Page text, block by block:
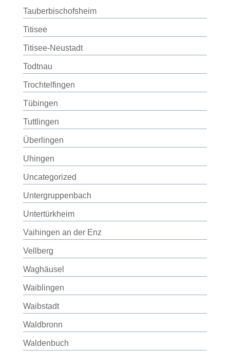
Tauberbischofsheim
Titisee
Titisee-Neustadt
Todtnau
Trochtelfingen
Tübingen
Tuttlingen
Überlingen
Uhingen
Uncategorized
Untergruppenbach
Untertürkheim
Vaihingen an der Enz
Vellberg
Waghäusel
Waiblingen
Waibstadt
Waldbronn
Waldenbuch